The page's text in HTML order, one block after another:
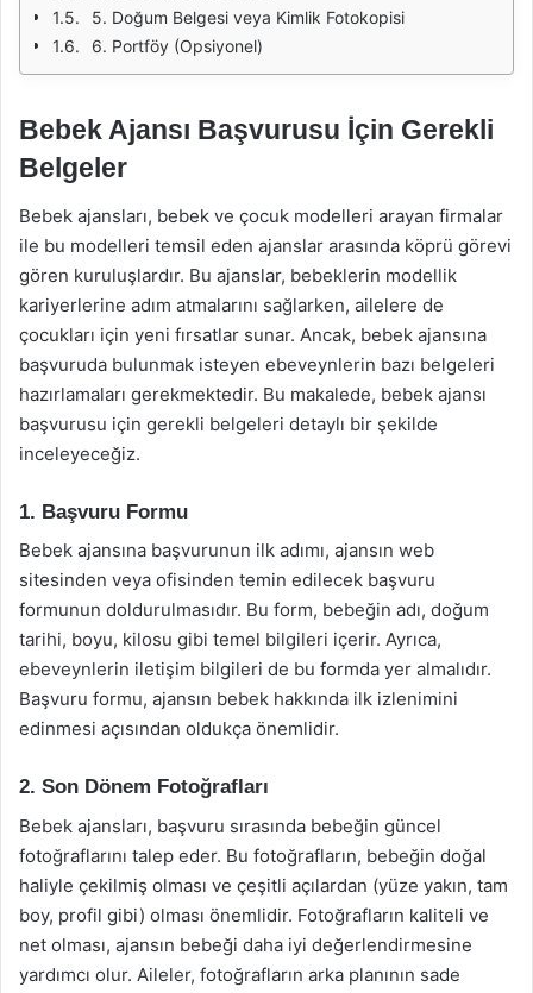
5. Doğum Belgesi veya Kimlik Fotokopisi
6. Portföy (Opsiyonel)
Bebek Ajansı Başvurusu İçin Gerekli
Belgeler
Bebek ajansları, bebek ve çocuk modelleri arayan firmalar
ile bu modelleri temsil eden ajanslar arasında köprü görevi
gören kuruluşlardır. Bu ajanslar, bebeklerin modellik
kariyerlerine adım atmalarını sağlarken, ailelere de
çocukları için yeni fırsatlar sunar. Ancak, bebek ajansına
başvuruda bulunmak isteyen ebeveynlerin bazı belgeleri
hazırlamaları gerekmektedir. Bu makalede, bebek ajansı
başvurusu için gerekli belgeleri detaylı bir şekilde
inceleyeceğiz.
1. Başvuru Formu
Bebek ajansına başvurunun ilk adımı, ajansın web
sitesinden veya ofisinden temin edilecek başvuru
formunun doldurulmasıdır. Bu form, bebeğin adı, doğum
tarihi, boyu, kilosu gibi temel bilgileri içerir. Ayrıca,
ebeveynlerin iletişim bilgileri de bu formda yer almalıdır.
Başvuru formu, ajansın bebek hakkında ilk izlenimini
edinmesi açısından oldukça önemlidir.
2. Son Dönem Fotoğrafları
Bebek ajansları, başvuru sırasında bebeğin güncel
fotoğraflarını talep eder. Bu fotoğrafların, bebeğin doğal
haliyle çekilmiş olması ve çeşitli açılardan (yüze yakın, tam
boy, profil gibi) olması önemlidir. Fotoğrafların kaliteli ve
net olması, ajansın bebeği daha iyi değerlendirmesine
yardımcı olur. Aileler, fotoğrafların arka planının sade